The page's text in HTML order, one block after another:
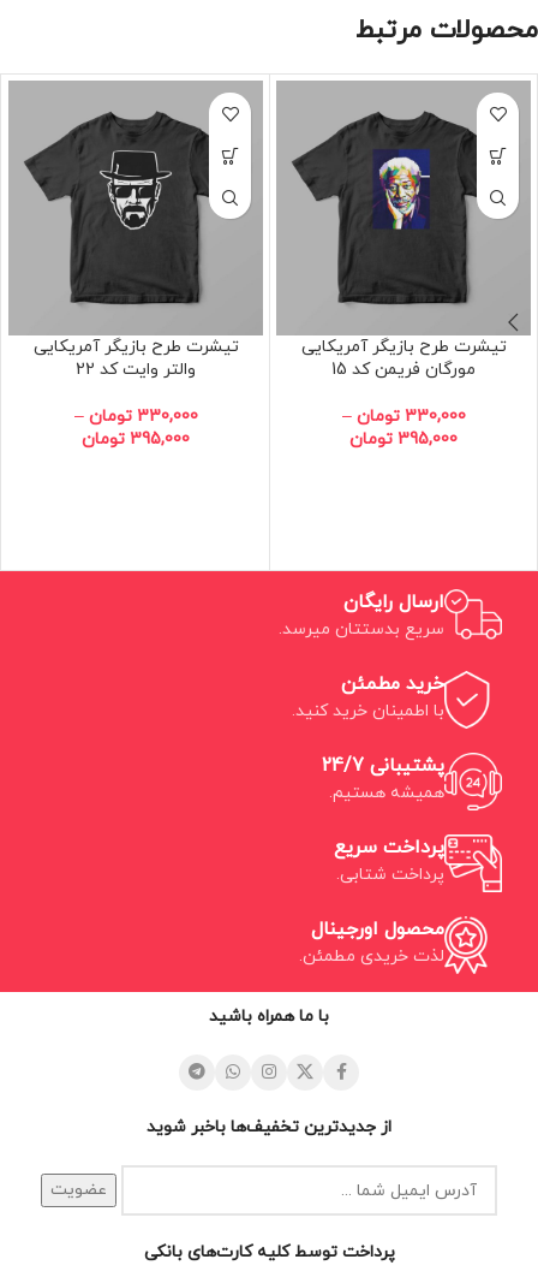
محصولات مرتبط
تیشرت طرح بازیگر آمریکایی
مورگان فریمن کد 15
330,000 تومان –
395,000 تومان
تیشرت طرح بازیگر آمریکایی
والتر وایت کد 22
330,000 تومان –
395,000 تومان
ارسال رایگان
سریع بدستتان میرسد.
خرید مطمئن
با اطمینان خرید کنید.
پشتیبانی 24/7
همیشه هستیم.
پرداخت سریع
پرداخت شتابی.
محصول اورجینال
لذت خریدی مطمئن.
با ما همراه باشید
از جدیدترین تخفیف‌ها باخبر شوید
پرداخت توسط کلیه کارت‌های بانکی